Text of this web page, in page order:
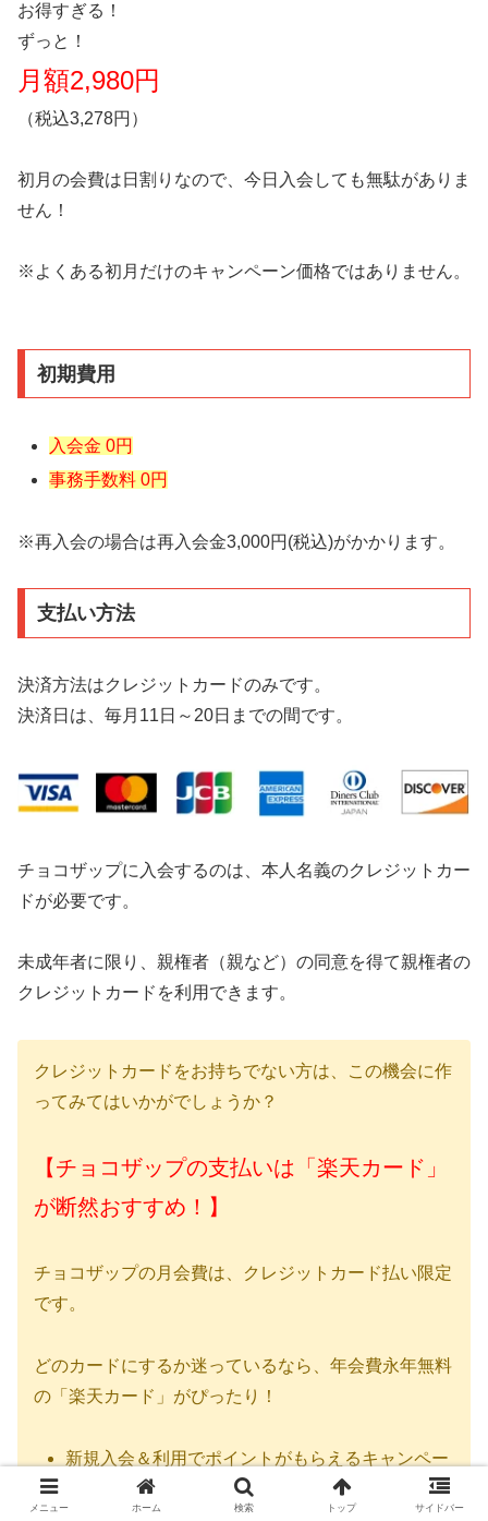
お得すぎる！
ずっと！
月額2,980円
（税込3,278円）
初月の会費は日割りなので、今日入会しても無駄がありま
せん！
※よくある初月だけのキャンペーン価格ではありません。
初期費用
入会金 0円
事務手数料 0円
※再入会の場合は再入会金3,000円(税込)がかかります。
支払い方法
決済方法はクレジットカードのみです。
決済日は、毎月11日～20日までの間です。
チョコザップに入会するのは、本人名義のクレジットカー
ドが必要です。
未成年者に限り、親権者（親など）の同意を得て親権者の
クレジットカードを利用できます。
クレジットカードをお持ちでない方は、この機会に作
ってみてはいかがでしょうか？
【チョコザップの支払いは「楽天カード」
が断然おすすめ！】
チョコザップの月会費は、クレジットカード払い限定
です。
どのカードにするか迷っているなら、年会費永年無料
の「楽天カード」がぴったり！
新規入会＆利用でポイントがもらえるキャンペー
メニュー ホーム 検索 トップ サイドバー